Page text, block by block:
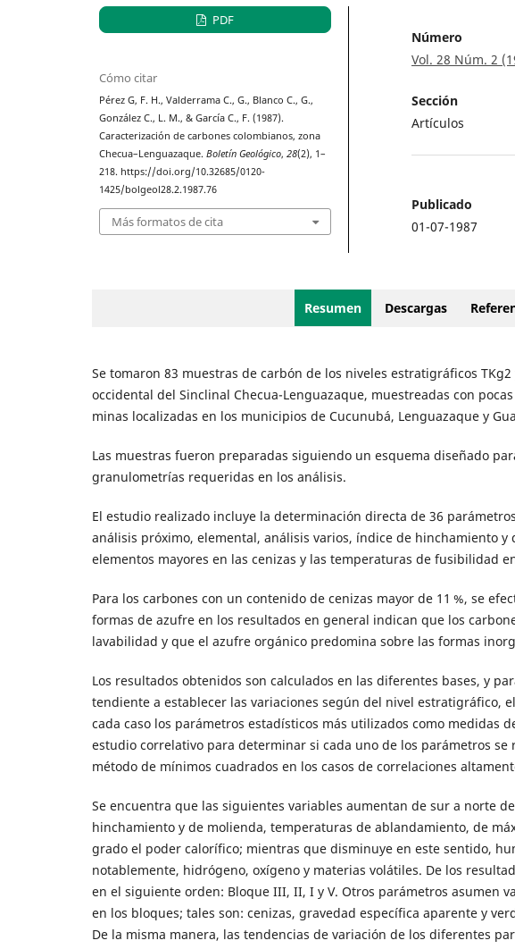
PDF
Cómo citar
Pérez G, F. H., Valderrama C., G., Blanco C., G.,
González C., L. M., & García C., F. (1987).
Caracterización de carbones colombianos, zona
Checua–Lenguazaque.Boletín Geológico,28(2), 1–
218. https://doi.org/10.32685/0120-
1425/bolgeol28.2.1987.76
Más formatos de cita
Número
Vol. 28 Núm. 2
Sección
Artículos
Publicado
01-07-1987
Resumen Descargas
Se tomaron 83 muestras de carbón de los niveles estratigráficos
occidental del Sinclinal Checua-Lenguazaque, muestreadas con
minas localizadas en los municipios de Cucunubá, Lenguazaque y
Las muestras fueron preparadas siguiendo un esquema diseñado
granulometrías requeridas en los análisis.
El estudio realizado incluye la determinación directa de 36
análisis próximo, elemental, análisis varios, índice de hinchamiento
elementos mayores en las cenizas y las temperaturas de fusibilidad
Para los carbones con un contenido de cenizas mayor de 11 %, se
formas de azufre en los resultados en general indican que los
lavabilidad y que el azufre orgánico predomina sobre las formas
Los resultados obtenidos son calculados en las diferentes bases, y
tendiente a establecer las variaciones según del nivel estratigráfico,
cada caso los parámetros estadísticos más utilizados como medidas
estudio correlativo para determinar si cada uno de los parámetros
método de mínimos cuadrados en los casos de correlaciones
Se encuentra que las siguientes variables aumentan de sur a norte
hinchamiento y de molienda, temperaturas de ablandamiento, de
grado el poder calorífico; mientras que disminuye en este sentido,
notablemente, hidrógeno, oxígeno y materias volátiles. De los
en el siguiente orden: Bloque III, II, I y V. Otros parámetros asumen
en los bloques; tales son: cenizas, gravedad específica aparente y
De la misma manera, las tendencias de variación de los diferentes